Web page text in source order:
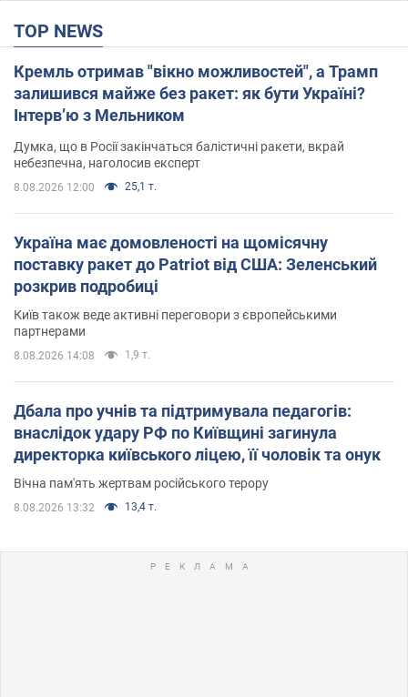
TOP NEWS
Кремль отримав "вікно можливостей", а Трамп
залишився майже без ракет: як бути Україні?
Інтерв’ю з Мельником
Думка, що в Росії закінчаться балістичні ракети, вкрай
небезпечна, наголосив експерт
8.08.2026 12:00 25,1 т.
Україна має домовленості на щомісячну
поставку ракет до Patriot від США: Зеленський
розкрив подробиці
Київ також веде активні переговори з європейськими
партнерами
8.08.2026 14:08 1,9 т.
Дбала про учнів та підтримувала педагогів:
внаслідок удару РФ по Київщині загинула
директорка київського ліцею, її чоловік та онук
Вічна пам'ять жертвам російського терору
8.08.2026 13:32 13,4 т.